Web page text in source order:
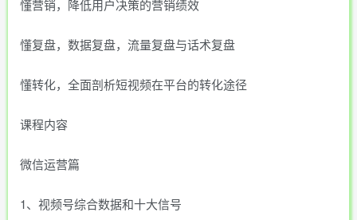
懂营销，降低用户决策的营销绩效
懂复盘，数据复盘，流量复盘与话术复盘
懂转化，全面剖析短视频在平台的转化途径
课程内容
微信运营篇
1、视频号综合数据和十大信号